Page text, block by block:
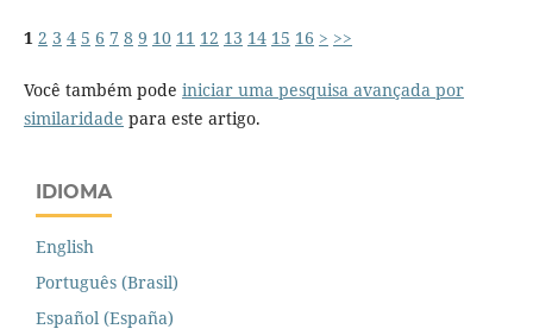
1 2 3 4 5 6 7 8 9 10 11 12 13 14 15 16 > >>
Você também pode iniciar uma pesquisa avançada por
similaridade para este artigo.
IDIOMA
English
Português (Brasil)
Español (España)